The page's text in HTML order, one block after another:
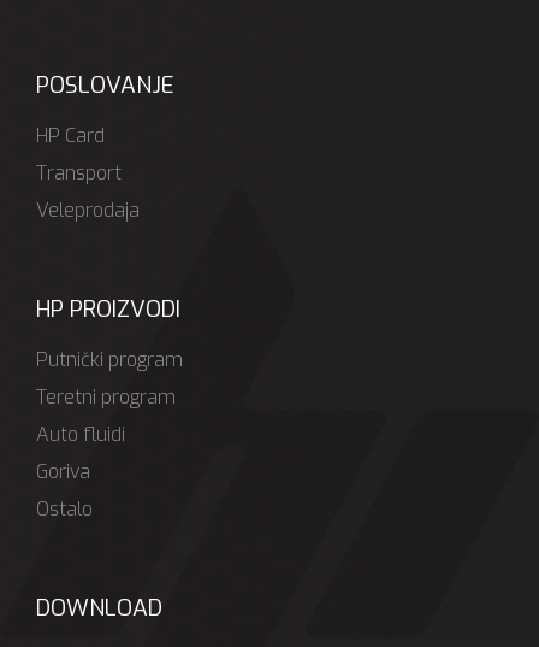
POSLOVANJE
HP Card
Transport
Veleprodaja
HP PROIZVODI
Putnički program
Teretni program
Auto fluidi
Goriva
Ostalo
DOWNLOAD